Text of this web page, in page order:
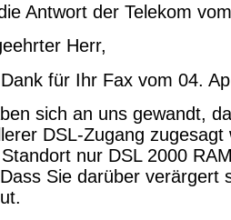
Antwort der Telekom
Herr,
für Ihr Fax vom 04.
sich an uns gewandt,
DSL-Zugang
nur DSL 2000
Sie darüber verärgert